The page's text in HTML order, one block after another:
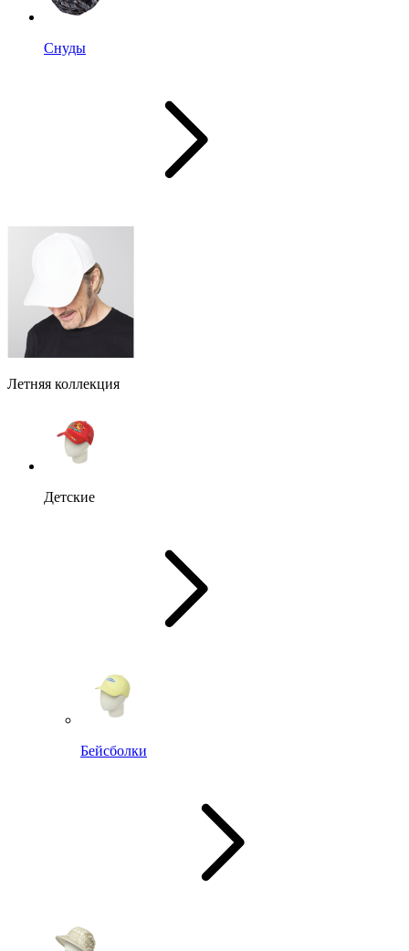
Снуды
Летняя коллекция
Детские
Бейсболки